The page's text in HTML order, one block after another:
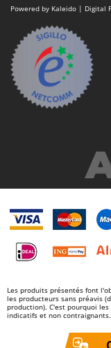
Powered by Kaleido | Digital
Les produits présentés font
les producteurs sans préavis
production). C'est pourquoi
indicatifs et non contraignants.